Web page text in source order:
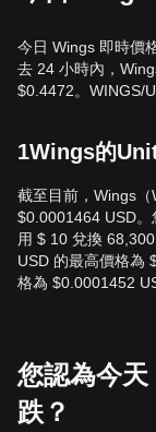
今日 Wings 即時價
去 24 小時內，
$0.4472。WINGS/
1Wings的
截至目前，Wings
$0.0001464 USD
用 $ 10 兌換
USD 的最高價格為
格為 $0.0001452
您認為今
跌？